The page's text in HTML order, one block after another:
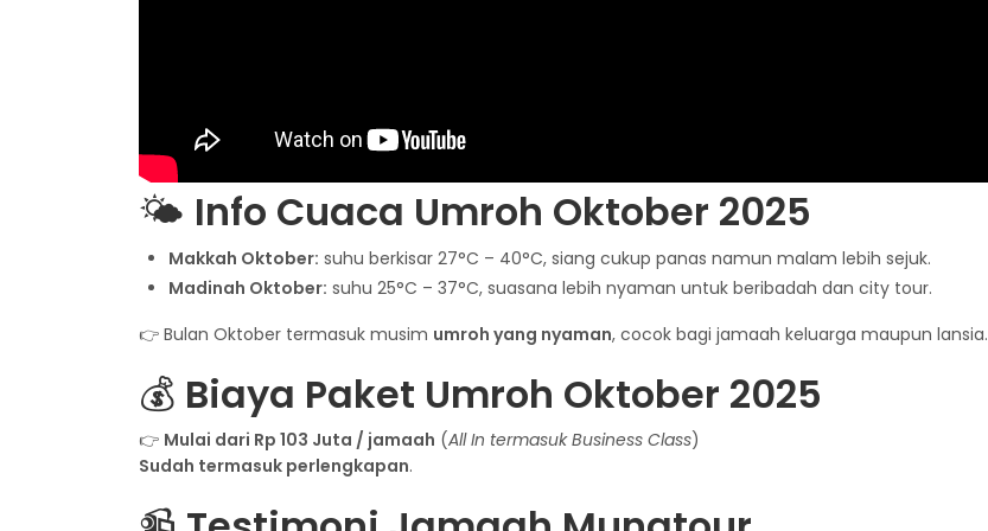
🌤 Info Cuaca Umroh Oktober 2025
Makkah Oktober: suhu berkisar 27°C – 40°C, siang cukup panas namun malam lebih sejuk.
Madinah Oktober: suhu 25°C – 37°C, suasana lebih nyaman untuk beribadah dan city tour.
👉 Bulan Oktober termasuk musim umroh yang nyaman, cocok bagi jamaah keluarga maupun lansia.
💰 Biaya Paket Umroh Oktober 2025
👉 Mulai dari Rp 103 Juta / jamaah (All In termasuk Business Class)
Sudah termasuk perlengkapan.